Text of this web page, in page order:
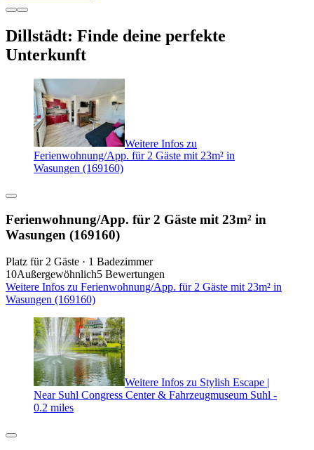
Dillstädt: Finde deine perfekte
Unterkunft
Weitere Infos zu
Ferienwohnung/App. für 2 Gäste mit 23m² in
Wasungen (169160)
Ferienwohnung/App. für 2 Gäste mit 23m² in
Wasungen (169160)
Platz für 2 Gäste · 1 Badezimmer
10Außergewöhnlich5 Bewertungen
Weitere Infos zu Ferienwohnung/App. für 2 Gäste mit 23m² in
Wasungen (169160)
Weitere Infos zu Stylish Escape |
Near Suhl Congress Center & Fahrzeugmuseum Suhl -
0.2 miles